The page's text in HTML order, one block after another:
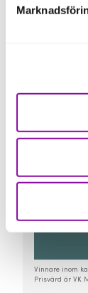
Vinnare inom
Prisvärd är VK